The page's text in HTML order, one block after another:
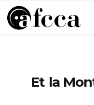
Et la